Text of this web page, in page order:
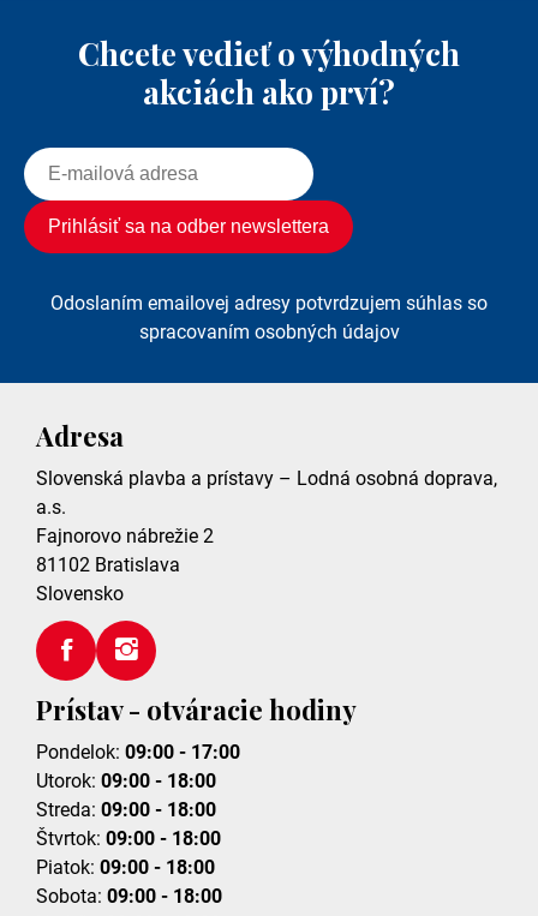
Chcete vedieť o výhodných
akciách ako prví?
Odoslaním emailovej adresy potvrdzujem súhlas so
spracovaním osobných údajov
Adresa
Slovenská plavba a prístavy – Lodná osobná doprava,
a.s.
Fajnorovo nábrežie 2
81102 Bratislava
Slovensko
Prístav - otváracie hodiny
Pondelok: 09:00 - 17:00
Utorok: 09:00 - 18:00
Streda: 09:00 - 18:00
Štvrtok: 09:00 - 18:00
Piatok: 09:00 - 18:00
Sobota: 09:00 - 18:00